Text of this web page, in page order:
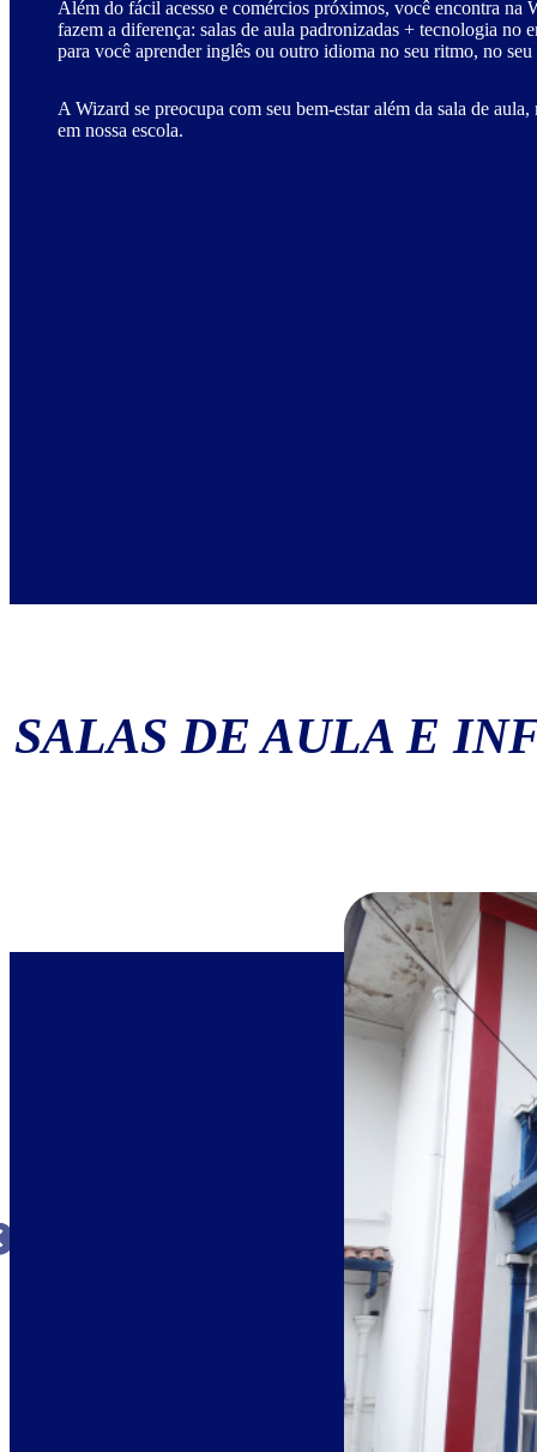
Além do fácil acesso e comércios próximos, você encontra na
fazem a diferença: salas de aula padronizadas + tecnologia no
para você aprender inglês ou outro idioma no seu ritmo, no seu
A Wizard se preocupa com seu bem-estar além da sala de aula,
em nossa escola.
SALAS DE AULA E